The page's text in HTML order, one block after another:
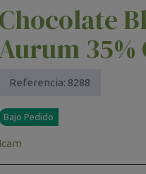
Chocolate
35%
Referencia: 8288
Bajo Pedido
Icam